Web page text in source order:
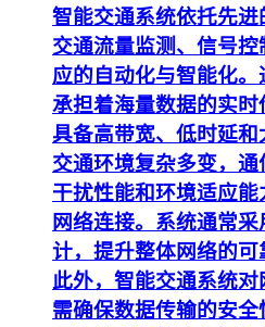
智能交通系统依托先
交通流量监测、信号
应的自动化与智能化
承担着海量数据的实
具备高带宽、低时延和
交通环境复杂多变，
干扰性能和环境适应
网络连接。系统通常
计，提升整体网络的可
此外，智能交通系统对
需确保数据传输的安